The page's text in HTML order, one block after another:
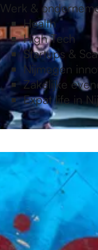
Werk &
Health
High Tech
Startups &
Nijmegen
Zakelijke
Expat life in